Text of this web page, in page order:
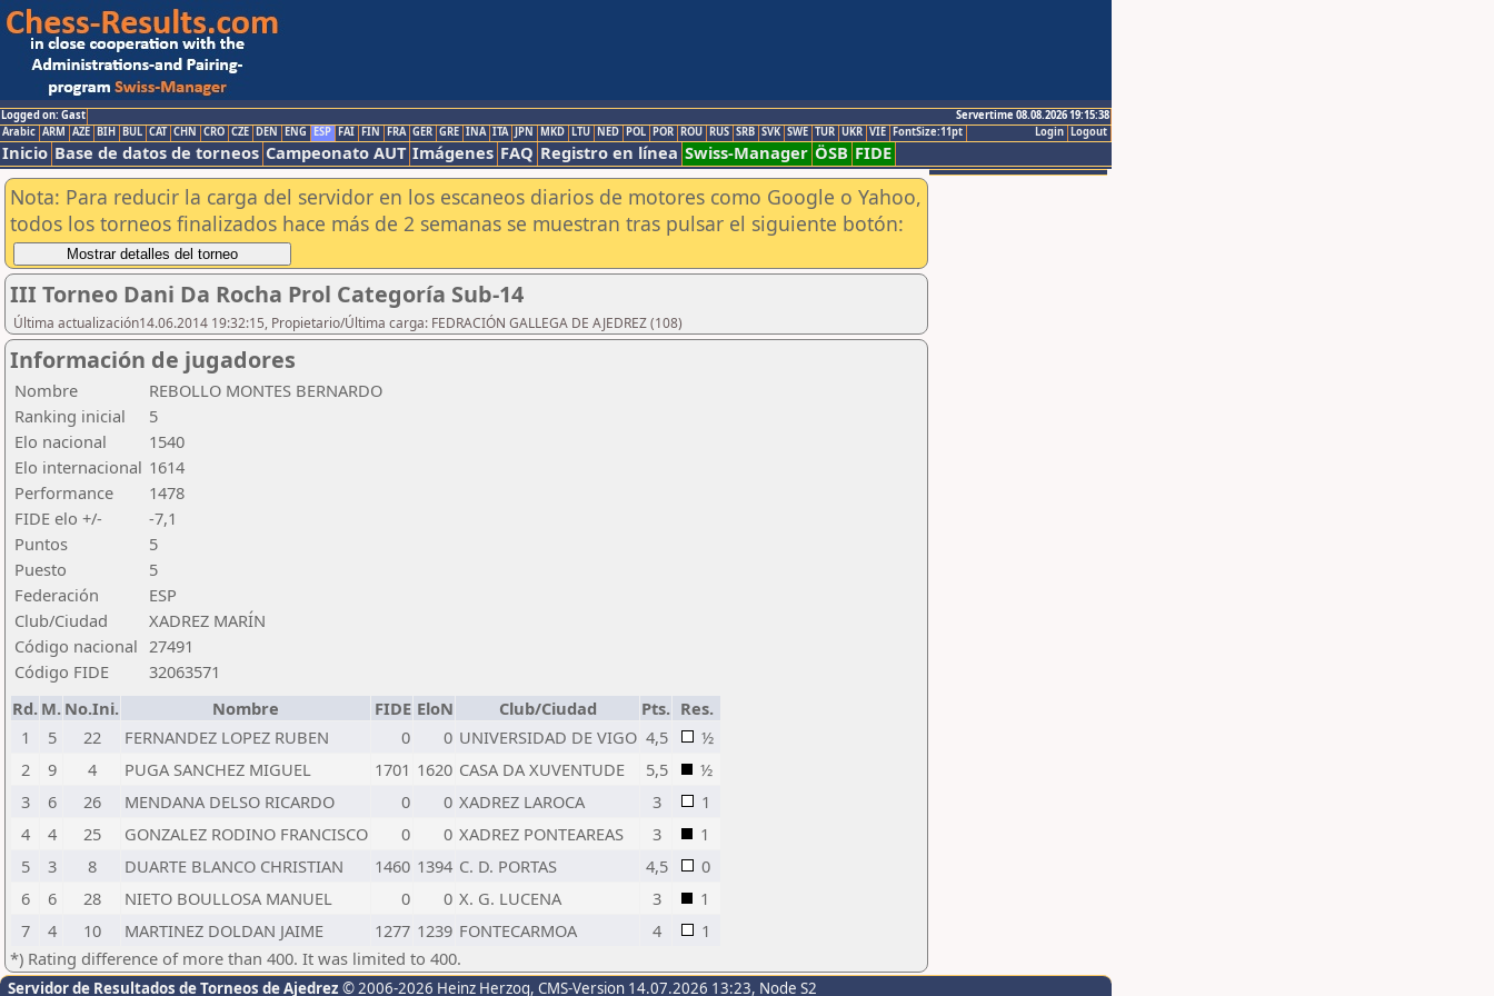
Logged on: Gast
Servertime 08.08.2026 19:15:38
Logout
Login
Arabic ARM AZE BIH BUL CAT CHN CRO CZE DEN ENG ESP FAI FIN FRA GER GRE INA ITA JPN MKD LTU NED POL POR ROU RUS SRB SVK SWE TUR UKR VIE FontSize:11pt
Inicio Base de datos de torneos Campeonato AUT Imágenes FAQ Registro en línea Swiss-Manager ÖSB FIDE
Nota: Para reducir la carga del servidor en los escaneos diarios de motores como Google o Yahoo,
todos los torneos finalizados hace más de 2 semanas se muestran tras pulsar el siguiente botón:
III Torneo Dani Da Rocha Prol Categoría Sub-14
Última actualización14.06.2014 19:32:15, Propietario/Última carga: FEDRACIÓN GALLEGA DE AJEDREZ (108)
Información de jugadores
Nombre
REBOLLO MONTES BERNARDO
Ranking inicial
5
Elo nacional
1540
Elo internacional 1614
Performance
1478
FIDE elo +/-
-7,1
Puntos
5
Puesto
5
Federación
ESP
Club/Ciudad
XADREZ MARÍN
Código nacional 27491
Código FIDE
32063571
Rd. M. No.Ini. Nombre FIDE EloN Club/Ciudad Pts. Res.
1
5 22 FERNANDEZ LOPEZ RUBEN 0 0 UNIVERSIDAD DE VIGO 4,5
½
2
9 4 PUGA SANCHEZ MIGUEL 1701 1620 CASA DA XUVENTUDE 5,5
½
3
6 26 MENDANA DELSO RICARDO 0 0 XADREZ LAROCA 3
1
4
4 25 GONZALEZ RODINO FRANCISCO 0 0 XADREZ PONTEAREAS 3
1
5
3 8 DUARTE BLANCO CHRISTIAN 1460 1394 C. D. PORTAS 4,5
0
6
6 28 NIETO BOULLOSA MANUEL 0 0 X. G. LUCENA 3
1
7
4 10 MARTINEZ DOLDAN JAIME 1277 1239 FONTECARMOA 4
1
*) Rating difference of more than 400. It was limited to 400.
Servidor de Resultados de Torneos de Ajedrez © 2006-2026 Heinz Herzog, CMS-Version 14.07.2026 13:23, Node S2